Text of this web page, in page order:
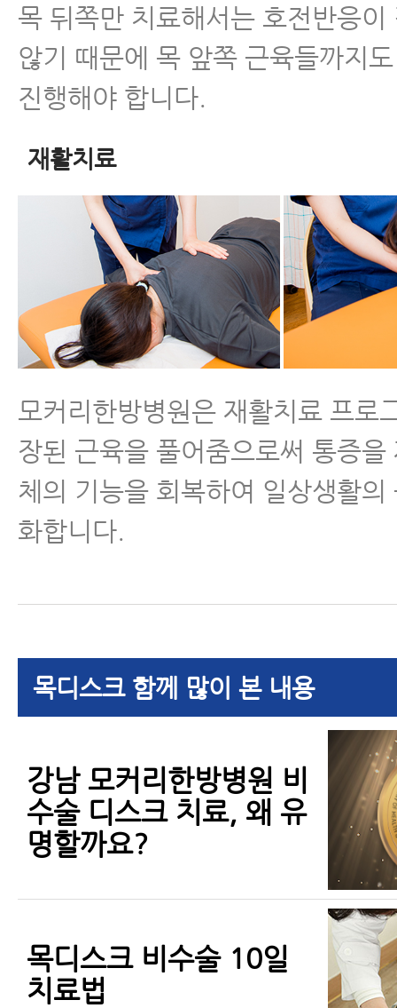
목 뒤쪽만 치료해서는 호전반응이
않기 때문에 목 앞쪽 근육들까지
진행해야 합니다.
재활치료
모커리한방병원은 재활치료 프로
장된 근육을 풀어줌으로써 통증을
체의 기능을 회복하여 일상생활의
화합니다.
목디스크 함께 많이 본 내용
강남 모커리한방병원 비
수술 디스크 치료, 왜 유
명할까요?
목디스크 비수술 10일
치료법